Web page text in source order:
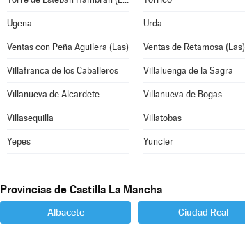
Ugena Urda
Ventas con Peña Aguilera (Las) Ventas de Retamosa (Las)
Villafranca de los Caballeros Villaluenga de la Sagra
Villanueva de Alcardete Villanueva de Bogas
Villasequilla Villatobas
Yepes Yuncler
Provincias de Castilla La Mancha
Albacete Ciudad Real